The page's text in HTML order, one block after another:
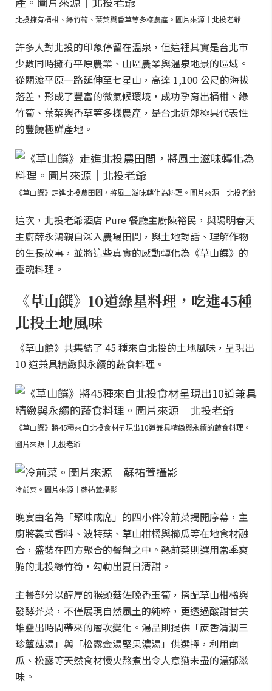
北投擁有桶柑、綠竹筍、葉菜與香草等多樣農產。圖片來源｜北投老爺
許多人對北投的印象停留在溫泉，但這裡其實是台北市
少數同時擁有平原農業、山區農業與溫泉地景的區域。
從關渡平原一路延伸至七星山，高達 1,100 公尺的海拔
落差，形成了豐富的微氣候環境，成功孕育出桶柑、綠
竹筍、葉菜與香草等多樣農產，是台北近郊極具代表性
的豐饒極鮮產地。
《草山饌》走進北投農田間，將風土滋味轉化為料理。圖片來源｜北投老爺
這次，北投老爺酒店 Pure 餐廳主廚陳裕民，與陽明春天
主廚薛永鴻親自深入農場田間，與土地對話、理解作物
的生長故事，並將這些真實的感動轉化為《草山饌》的
靈魂料理。
《草山饌》10道綠星料理，吃進45種
北投土地風味
《草山饌》共集結了 45 種來自北投的土地風味，呈現出
10 道兼具精緻與永續的蔬食料理。
《草山饌》將45種來自北投食材呈現出10道兼具精緻與永續的蔬食料理。
圖片來源｜北投老爺
冷前菜。圖片來源｜蘇祐萱攝影
晚宴由名為「聚味成席」的四小件冷前菜揭開序幕，主
廚將義式香料、波特菇、草山柑橘與櫛瓜等在地食材融
合，盛裝在四方聚合的餐盤之中。熱前菜則選用當季爽
脆的北投綠竹筍，勾勒出夏日清甜。
主餐部分以醇厚的猴頭菇佐晚香玉筍，搭配草山柑橘與
發酵芥菜，不僅展現自然風土的純粹，更透過酸甜甘美
堆疊出時間帶來的層次變化。湯品則提供「蔗香清潤三
珍蕈菇湯」與「松露金湯堅果濃湯」供選擇，利用南
瓜、松露等天然食材慢火熬煮出令人意猶未盡的濃郁滋
味。